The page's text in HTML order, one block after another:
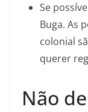
Se
Buga. As
colonial
querer
Não